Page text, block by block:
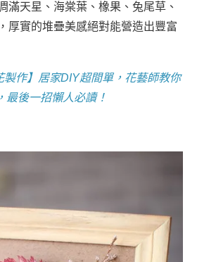
滿天星、海棠葉、橡果、兔尾草、
厚實的堆疊美感絕對能營造出豐富
製作】居家DIY超間單，花藝師教你
最後一招懶人必讀！